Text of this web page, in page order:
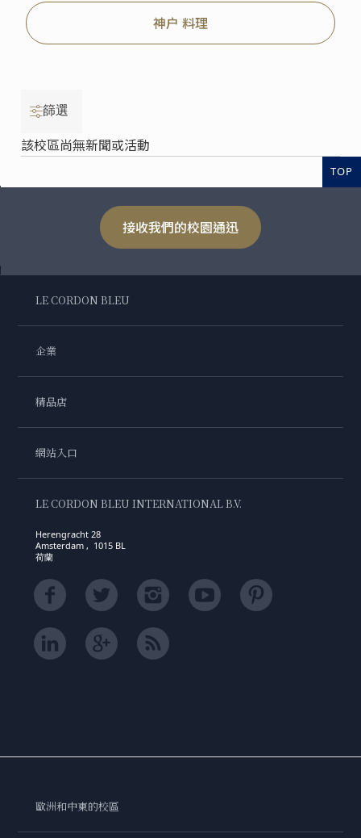
神户 料理
篩選
該校區尚無新聞或活動
TOP
接收我們的校園通迅
LE CORDON BLEU
企業
精品店
網站入口
LE CORDON BLEU INTERNATIONAL B.V.
Herengracht 28
Amsterdam , 1015 BL
荷蘭
歐洲和中東的校區